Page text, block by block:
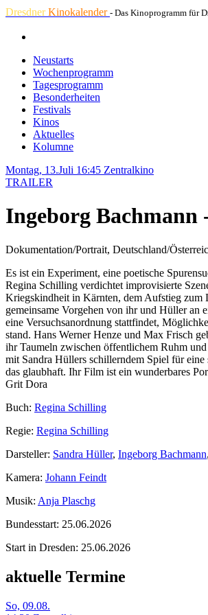
DresdnerKinokalender - Das Kinoprogramm für
Neustarts
Wochenprogramm
Tagesprogramm
Besonderheiten
Festivals
Kinos
Aktuelles
Kolumne
Montag, 13.Juli 16:45 Zentralkino
TRAILER
Ingeborg Bachmann
Dokumentation/Portrait, Deutschland/
Es ist ein Experiment, eine poetische
Regina Schilling verdichtet improvisierte
Kriegskindheit in Kärnten, dem Aufstieg zum
gemeinsame Vorgehen von ihr und Hüller an
eine Versuchsanordnung stattfindet,
stand. Hans Werner Henze und Max Frisch
ihr Taumeln zwischen öffentlichem Ruhm
mit Sandra Hüllers schillerndem Spiel für
das glaubhaft. Ihr Film ist ein wunderbares
Grit Dora
Buch: Regina Schilling
Regie: Regina Schilling
Darsteller: Sandra Hüller, Ingeborg Bachmann,
Kamera: Johann Feindt
Musik: Anja Plaschg
Bundesstart: 25.06.2026
Start in Dresden: 25.06.2026
aktuelle Termine
So, 09.08.